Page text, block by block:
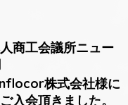
商工会議所ニュー
株式会社様に
入会頂きました。